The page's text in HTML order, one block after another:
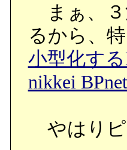
まぁ、３
るから、
小型化す
nikkei
やはりピ